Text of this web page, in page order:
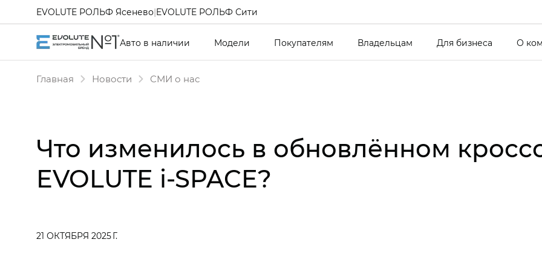
EVOLUTE РОЛЬФ Ясенево|EVOLUTE РОЛЬФ Сити
Авто в наличии Модели Покупателям Владельцам Для бизнеса О
Главная Новости СМИ о нас
Что изменилось в обновлённом
EVOLUTE i‑SPACE?
21 ОКТЯБРЯ 2025 Г.